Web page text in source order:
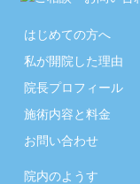
はじめての方へ
私が開院した理由
院長プロフィール
施術内容と料金
お問い合わせ
院内のようす